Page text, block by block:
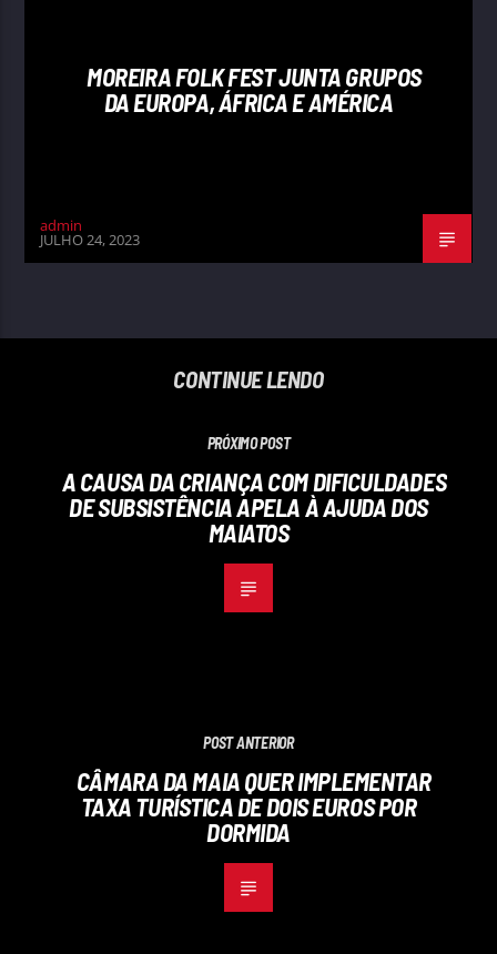
MOREIRA FOLK FEST JUNTA GRUPOS
DA EUROPA, ÁFRICA E AMÉRICA
admin
JULHO 24, 2023
CONTINUE LENDO
PRÓXIMO POST
A CAUSA DA CRIANÇA COM DIFICULDADES
DE SUBSISTÊNCIA APELA À AJUDA DOS
MAIATOS
POST ANTERIOR
CÂMARA DA MAIA QUER IMPLEMENTAR
TAXA TURÍSTICA DE DOIS EUROS POR
DORMIDA